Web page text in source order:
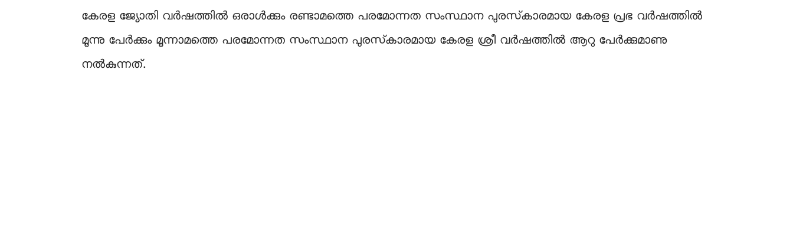
കേരള ജ്യോതി വർഷത്തിൽ ഒരാൾക്കും രണ്ടാമത്തെ പരമോന്നത സംസ്ഥാന പുരസ്‌കാരമായ കേരള പ്രഭ വർഷത്തിൽ
മൂന്നു പേർക്കും മൂന്നാമത്തെ പരമോന്നത സംസ്ഥാന പുരസ്‌കാരമായ കേരള ശ്രീ വർഷത്തിൽ ആറു പേർക്കുമാണു
നൽകുന്നത്.